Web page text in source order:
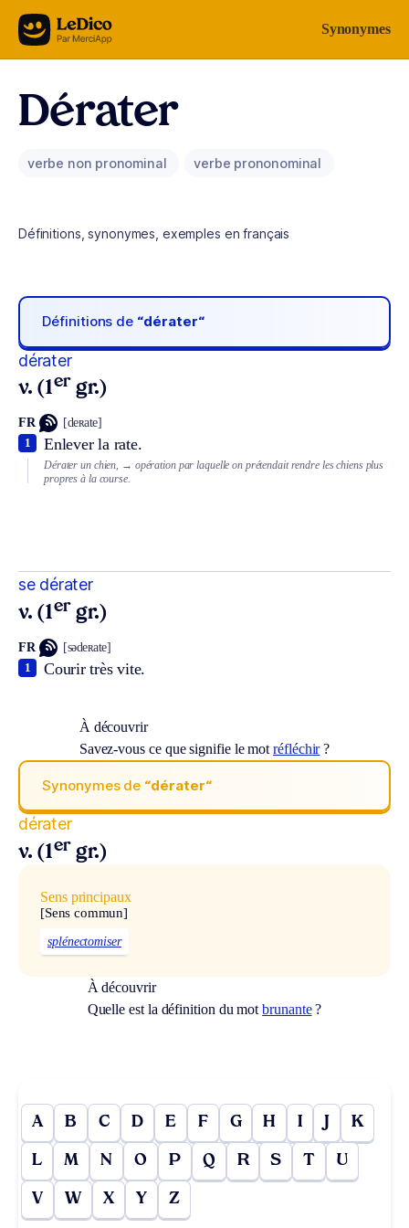
Aller au contenu Synonymes
Dérater
verbe non pronominal verbe prononominal
Définitions, synonymes, exemples en français
Définitions de “dérater“
dérater
v. (1er gr.)
FR [deʀate]
Enlever la rate.
1
Dérater un chien, → opération par laquelle on prétendait rendre les chiens plus
propres à la course.
se dérater
v. (1er gr.)
FR [sədeʀate]
Courir très vite.
1
À découvrir
Savez-vous ce que signifie le motréfléchir?
Synonymes de “dérater“
dérater
v. (1er gr.)
Sens principaux
[Sens commun]
splénectomiser
À découvrir
Quelle est la définition du motbrunante?
A B C D E F G H I J K
L M N O P Q R S T U
V W X Y Z